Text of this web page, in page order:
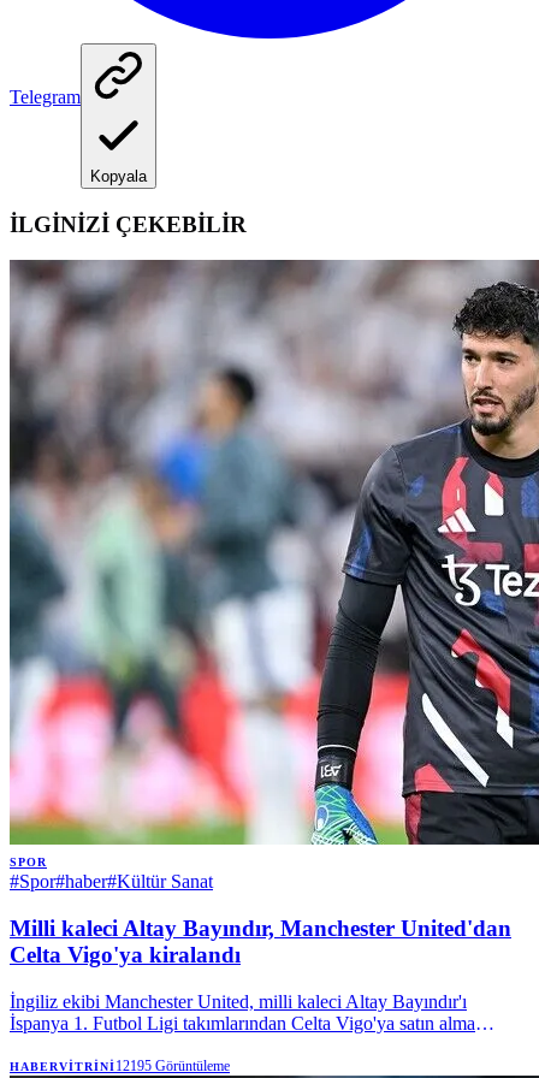
Telegram
Kopyala
İLGİNİZİ ÇEKEBİLİR
SPOR
#Spor#haber#Kültür Sanat
Milli kaleci Altay Bayındır, Manchester United'dan
Celta Vigo'ya kiralandı
İngiliz ekibi Manchester United, milli kaleci Altay Bayındır'ı
İspanya 1. Futbol Ligi takımlarından Celta Vigo'ya satın alma
HABERVITRINI12195 Görüntüleme